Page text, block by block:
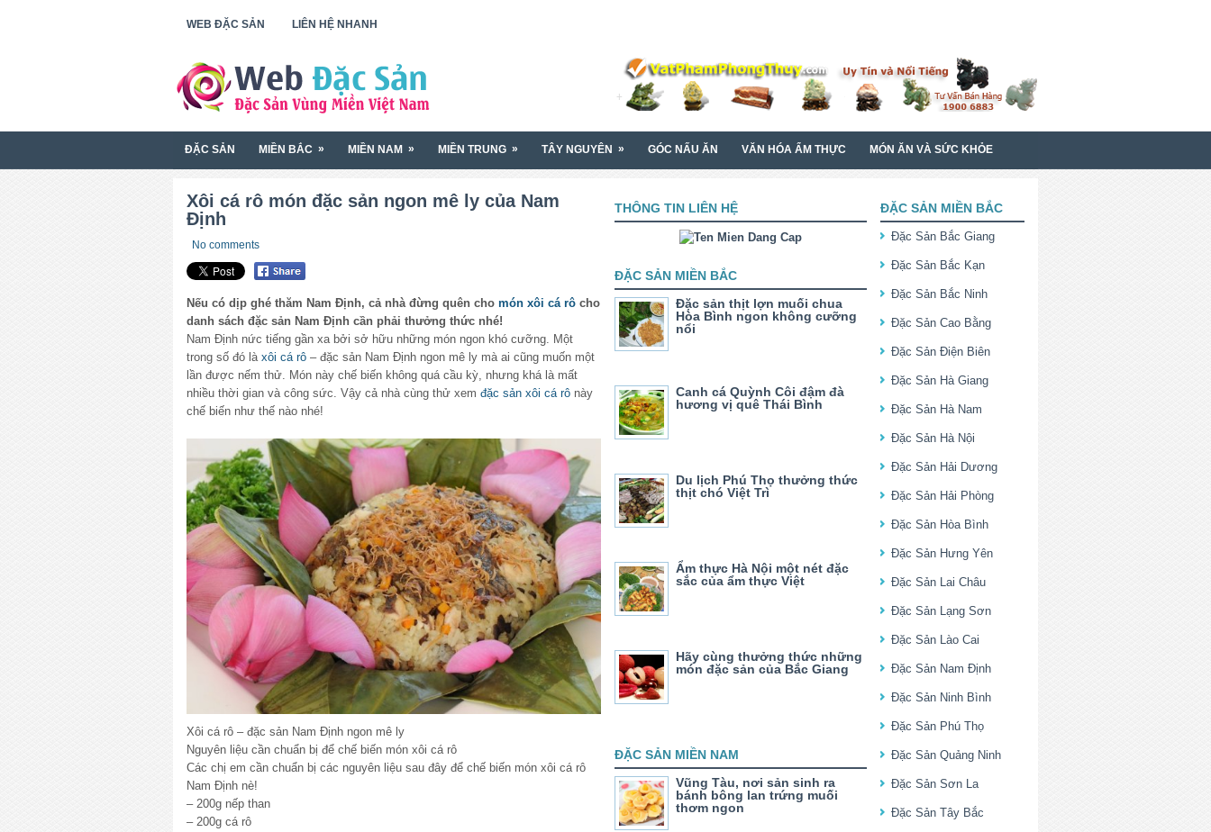
WEB ĐẶC SẢN LIÊN HỆ NHANH
ĐẶC SẢN MIỀN BẮC » MIỀN NAM » MIỀN TRUNG » TÂY NGUYÊN » GÓC NẤU ĂN VĂN HÓA ẨM THỰC MÓN ĂN VÀ SỨC KHỎE
Xôi cá rô món đặc sản ngon mê ly của Nam
Định
No comments
Nếu có dịp ghé thăm Nam Định, cả nhà đừng quên cho món xôi cá rô cho
danh sách đặc sản Nam Định cần phải thưởng thức nhé!
Nam Định nức tiếng gần xa bởi sở hữu những món ngon khó cưỡng. Một
trong số đó là xôi cá rô – đặc sản Nam Định ngon mê ly mà ai cũng muốn một
lần được nếm thử. Món này chế biến không quá cầu kỳ, nhưng khá là mất
nhiều thời gian và công sức. Vậy cả nhà cùng thử xem đặc sản xôi cá rô này
chế biến như thế nào nhé!
Xôi cá rô – đặc sản Nam Định ngon mê ly
Nguyên liệu cần chuẩn bị để chế biến món xôi cá rô
Các chị em cần chuẩn bị các nguyên liệu sau đây để chế biến món xôi cá rô
Nam Định nè!
– 200g nếp than
– 200g cá rô
THÔNG TIN LIÊN HỆ
ĐẶC SẢN MIỀN BẮC
Đặc sản thịt lợn muối chua
Hòa Bình ngon không cưỡng
nổi
Canh cá Quỳnh Côi đậm đà
hương vị quê Thái Bình
Du lịch Phú Thọ thưởng thức
thịt chó Việt Trì
Ẩm thực Hà Nội một nét đặc
sắc của ẩm thực Việt
Hãy cùng thưởng thức những
món đặc sản của Bắc Giang
ĐẶC SẢN MIỀN NAM
Vũng Tàu, nơi sản sinh ra
bánh bông lan trứng muối
thơm ngon
ĐẶC SẢN MIỀN BẮC
Đặc Sản Bắc Giang
Đặc Sản Bắc Kạn
Đặc Sản Bắc Ninh
Đặc Sản Cao Bằng
Đặc Sản Điện Biên
Đặc Sản Hà Giang
Đặc Sản Hà Nam
Đặc Sản Hà Nội
Đặc Sản Hải Dương
Đặc Sản Hải Phòng
Đặc Sản Hòa Bình
Đặc Sản Hưng Yên
Đặc Sản Lai Châu
Đặc Sản Lạng Sơn
Đặc Sản Lào Cai
Đặc Sản Nam Định
Đặc Sản Ninh Bình
Đặc Sản Phú Thọ
Đặc Sản Quảng Ninh
Đặc Sản Sơn La
Đặc Sản Tây Bắc